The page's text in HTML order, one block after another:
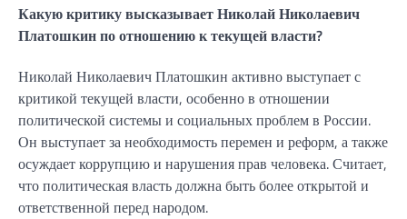
Какую критику высказывает Николай Николаевич
Платошкин по отношению к текущей власти?
Николай Николаевич Платошкин активно выступает с
критикой текущей власти, особенно в отношении
политической системы и социальных проблем в России.
Он выступает за необходимость перемен и реформ, а также
осуждает коррупцию и нарушения прав человека. Считает,
что политическая власть должна быть более открытой и
ответственной перед народом.